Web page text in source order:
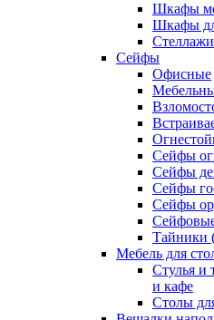
Шкафы
Шкафы
Сейфы
Офисные
Сейфы
Сейфы
Сейфы
Сейфы
Тайники
Мебель для
Стулья и
и кафе
Столы